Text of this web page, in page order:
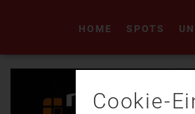
HOME SPOTS
Cookie-